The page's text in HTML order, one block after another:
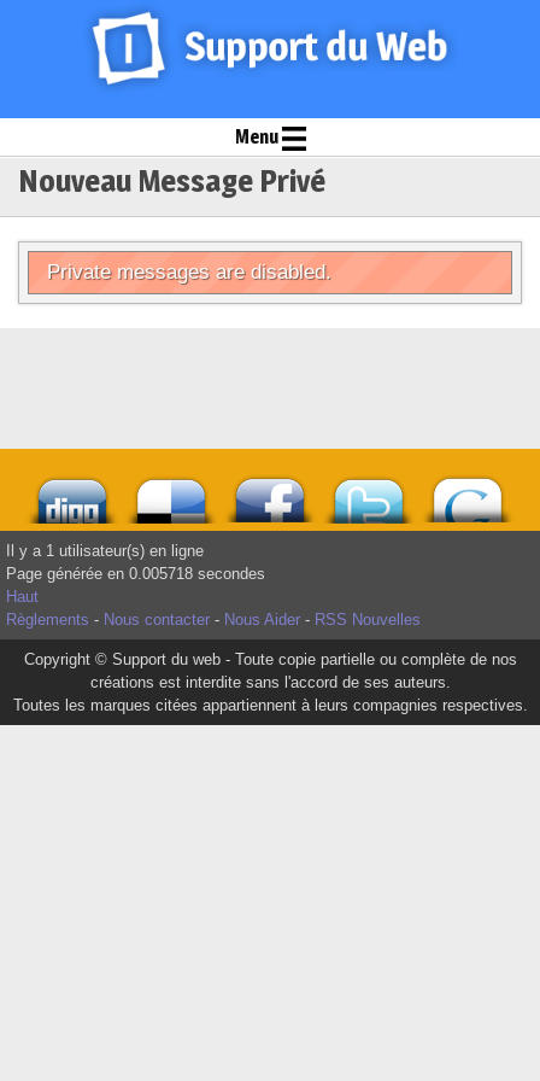
Menu
Nouveau Message Privé
Private messages are disabled.
Il y a 1 utilisateur(s) en ligne
Page générée en 0.005718 secondes
Haut
Règlements - Nous contacter - Nous Aider - RSS Nouvelles
Copyright © Support du web - Toute copie partielle ou complète de nos
créations est interdite sans l'accord de ses auteurs.
Toutes les marques citées appartiennent à leurs compagnies respectives.